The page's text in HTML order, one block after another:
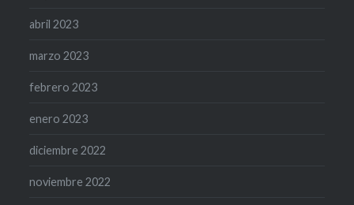
abril 2023
marzo 2023
febrero 2023
enero 2023
diciembre 2022
noviembre 2022